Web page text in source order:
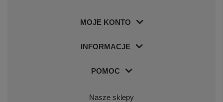
MOJE KONTO
INFORMACJE
POMOC
Nasze sklepy